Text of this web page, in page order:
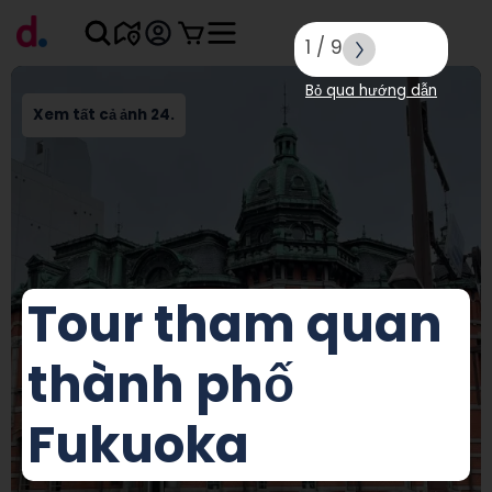
Xem tất cả ảnh 24.
Tour tham quan
thành phố
Fukuoka
1 / 9
Bỏ qua hướng dẫn